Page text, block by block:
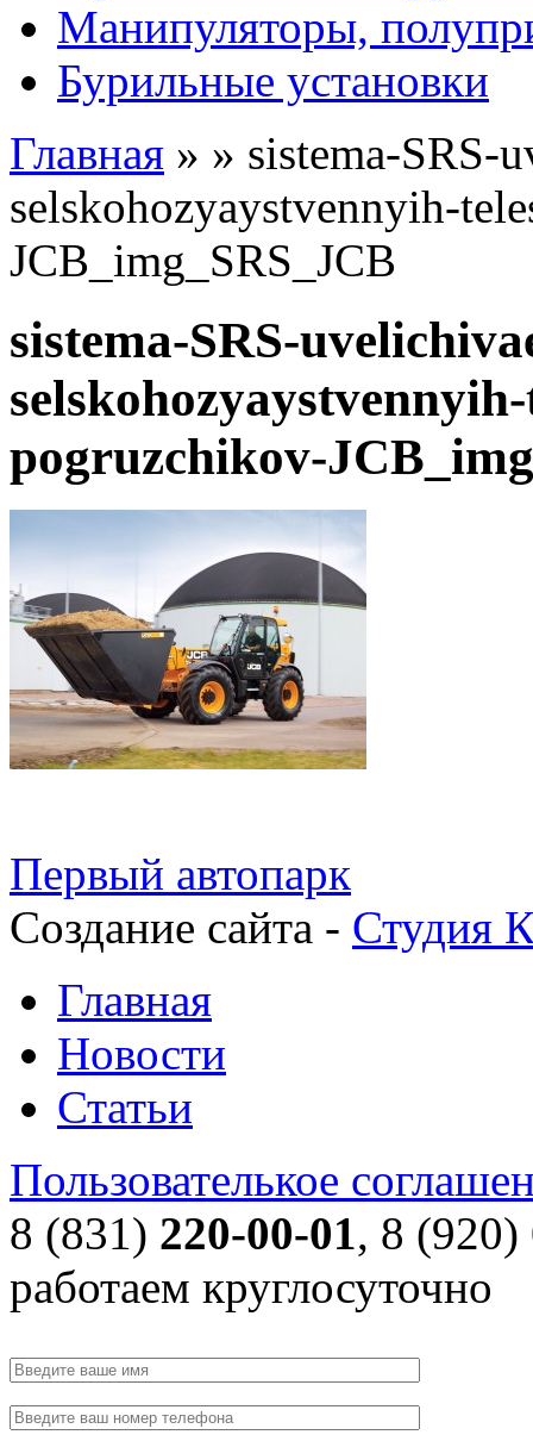
Манипуляторы,
Бурильные установки
Главная » » sistema-SRS-
selskohozyaystvennyih-
JCB_img_SRS_JCB
sistema-SRS-
pogruzchikov-
Первый автопарк
Создание сайта - Студия
Главная
Новости
Статьи
Пользователькое
8 (831) 220-00-01, 8 (920)
работаем круглосуточно